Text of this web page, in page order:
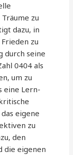
zu
dazu, in
zu
durch seine
0404 als
um zu
eine Lern-
eigene
zu
den
die eigenen